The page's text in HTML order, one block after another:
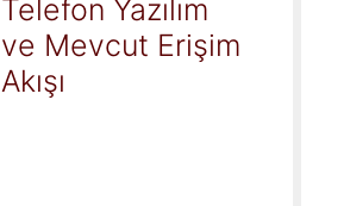
Telefon Yazılım
ve Mevcut Erişim
Akışı